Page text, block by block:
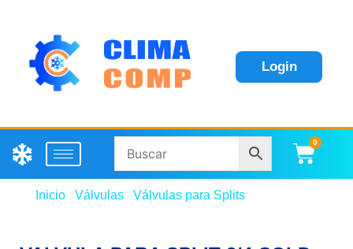
Login
0
Inicio Válvulas Válvulas para Splits